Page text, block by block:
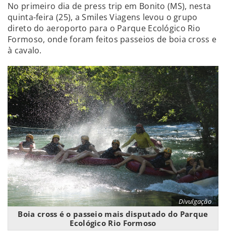
No primeiro dia de press trip em Bonito (MS), nesta
quinta-feira (25), a Smiles Viagens levou o grupo
direto do aeroporto para o Parque Ecológico Rio
Formoso, onde foram feitos passeios de boia cross e
à cavalo.
Divulgação
Boia cross é o passeio mais disputado do Parque
Ecológico Rio Formoso